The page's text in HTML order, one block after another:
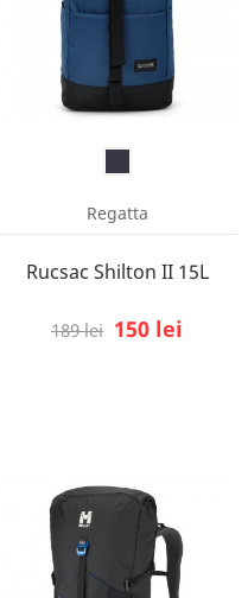
Regatta
Rucsac Shilton II 15L
189 lei 150 lei